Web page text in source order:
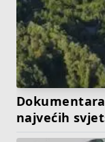
najvećih